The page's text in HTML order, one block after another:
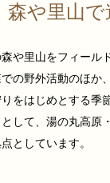
森や里山
や里山をフィール
の野外活動のほか
をはじめとする季
して、湯の丸高原
としています。